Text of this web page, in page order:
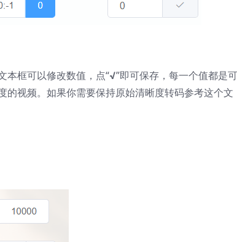
本框可以修改数值，点“√”即可保存，每一个值都是
视频。如果你需要保持原始清晰度转码参考这个文